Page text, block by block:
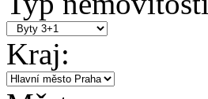
Kraj: